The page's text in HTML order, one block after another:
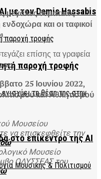
με τον Demis Hassabis
παροχή τροφής
στο επίκεντρο της AI
μεγάλες θεματικές
και οι ταφικοί
επίσης τα γραφεία
25 Ιουνίου 2022,
και Αθλητισμού
Μουσείου
να επισκεφθείτε την
Μουσείο
ΟΔΥΣΣΕΑΣ του